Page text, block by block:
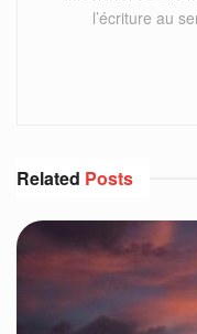
l’écriture au
Related Posts